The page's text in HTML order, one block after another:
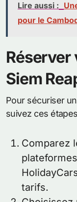
Lire aussi :
pour le
Réserver
Siem
Pour sécuriser
suivez ces
Comparez
tarifs.